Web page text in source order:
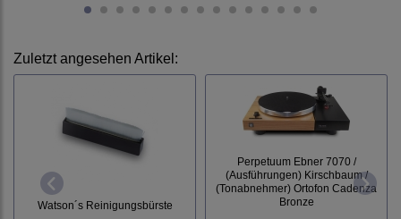
Zuletzt angesehen Artikel:
Watson´s Reinigungsbürste
Perpetuum Ebner 7070 /
(Ausführungen) Kirschbaum /
(Tonabnehmer) Ortofon Cadenza
Bronze